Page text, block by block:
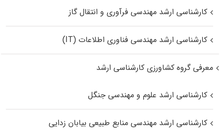
کارشناسی ارشد مهندسی فرآوری و انتقال گاز
کارشناسی ارشد مهندسی فناوری اطلاعات (IT)
معرفی گروه کشاورزی کارشناسی ارشد
کارشناسی ارشد علوم و مهندسی جنگل
کارشناسی ارشد مهندسی منابع طبیعی بیابان زدایی